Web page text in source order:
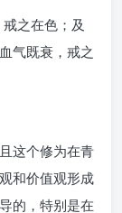
之在色；及
气既衰，戒之
这个修为在青
和价值观形成
的，特别是在